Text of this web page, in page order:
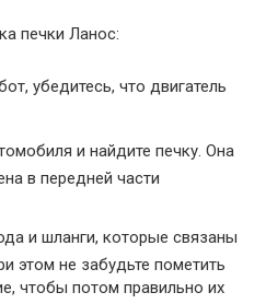
печки Ланос:
убедитесь, что двигатель
и найдите печку. Она
в передней части
и шланги, которые связаны
этом не забудьте пометить
чтобы потом правильно их